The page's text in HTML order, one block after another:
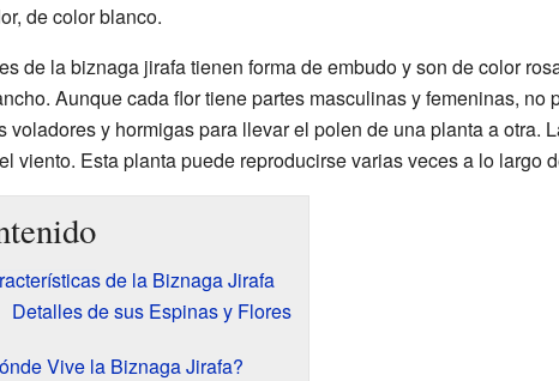
de color blanco.
de la biznaga jirafa tienen forma de embudo y son de color
Aunque cada flor tiene partes masculinas y femeninas,
voladores y hormigas para llevar el polen de una planta a otra.
viento. Esta planta puede reproducirse varias veces a lo largo
de la Biznaga Jirafa
Detalles de sus Espinas y Flores
Vive la Biznaga Jirafa?